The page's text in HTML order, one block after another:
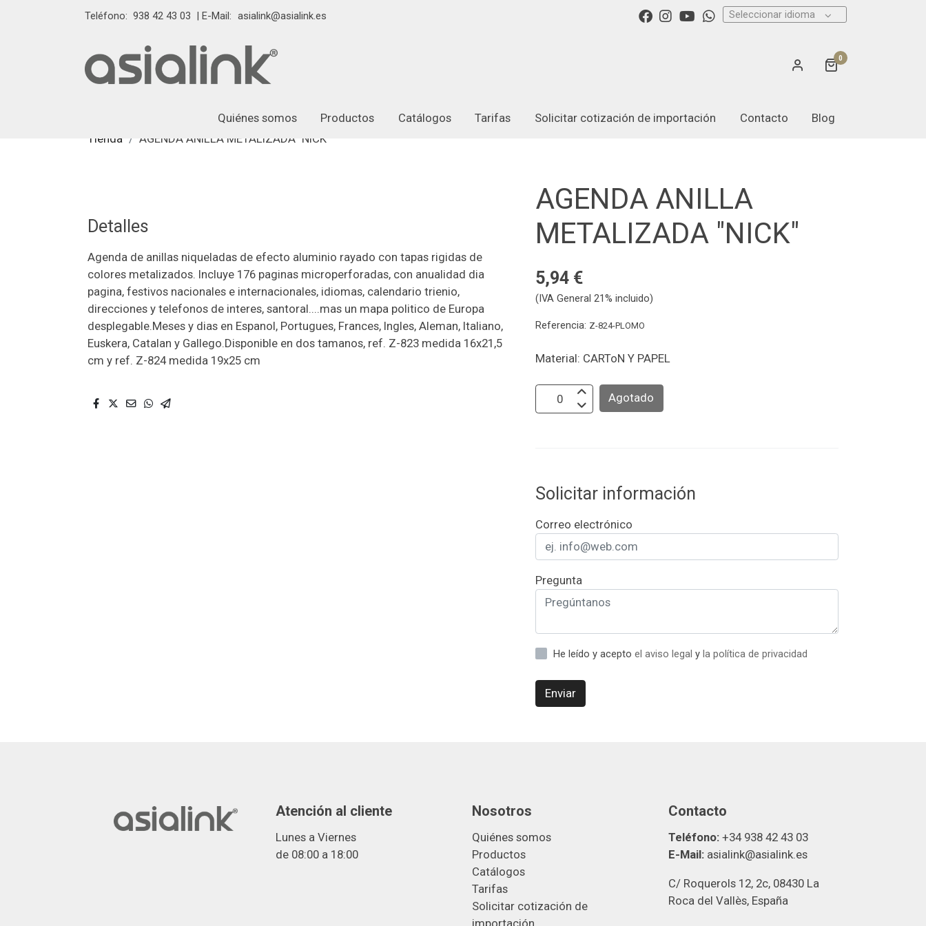
Teléfono: 938 42 43 03 | E-Mail: asialink@asialink.es Seleccionar idioma
0
Quiénes somos Productos Catálogos Tarifas Solicitar cotización de importación Contacto
Blog
Tienda
AGENDA ANILLA METALIZADA "NICK"
Detalles
Agenda de anillas niqueladas de efecto aluminio rayado con tapas rigidas de
colores metalizados. Incluye 176 paginas microperforadas, con anualidad dia
pagina, festivos nacionales e internacionales, idiomas, calendario trienio,
direcciones y telefonos de interes, santoral....mas un mapa politico de Europa
desplegable.Meses y dias en Espanol, Portugues, Frances, Ingles, Aleman, Italiano,
Euskera, Catalan y Gallego.Disponible en dos tamanos, ref. Z-823 medida 16x21,5
cm y ref. Z-824 medida 19x25 cm
AGENDA ANILLA
METALIZADA "NICK"
5,94 €
(IVA General 21% incluido)
Referencia: Z-824-PLOMO
Material: CARToN Y PAPEL
Agotado
Solicitar información
Correo electrónico
Pregunta
He leído y acepto el aviso legal y la política de privacidad
Enviar
Atención al cliente
Lunes a Viernes
de 08:00 a 18:00
Nosotros
Quiénes somos
Productos
Catálogos
Tarifas
Solicitar cotización de
Contacto
Teléfono: +34 938 42 43 03
E-Mail: asialink@asialink.es
C/ Roquerols 12, 2c, 08430 La
Roca del Vallès, España